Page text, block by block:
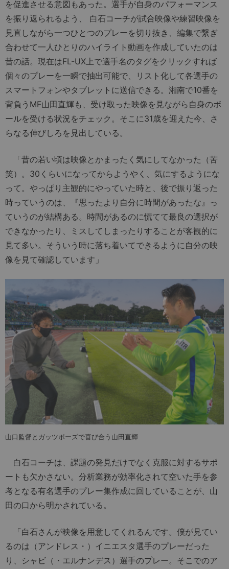
を促進させる意図もあった。選手が自身のパフォーマンス
を振り返られるよう、 白石コーチが試合映像や練習映像を
見直しながら一つひとつのプレーを切り抜き、編集で繋ぎ
合わせて一人ひとりのハイライト動画を作成していたのは
昔の話。現在はFL-UX上で選手名のタグをクリックすれば
個々のプレーを一瞬で抽出可能で、リスト化して各選手の
スマートフォンやタブレットに送信できる。湘南で10番を
背負うMF山田直輝も、受け取った映像を見ながら自身のボ
ールを受ける状況をチェック。そこに31歳を迎えた今、さ
らなる伸びしろを見出している。
「昔の若い頃は映像とかまったく気にしてなかった（苦
笑）。30くらいになってからようやく、気にするようにな
って。やっぱり主観的にやっていた時と、後で振り返った
時っていうのは、『思ったより自分に時間があったな』っ
ていうのが結構ある。時間があるのに慌てて最良の選択が
できなかったり、ミスしてしまったりすることが客観的に
見て多い。そういう時に落ち着いてできるように自分の映
像を見て確認しています」
山口監督とガッツポーズで喜び合う山田直輝
白石コーチは、課題の発見だけでなく克服に対するサポ
ートも欠かさない。分析業務が効率化されて空いた手を参
考となる有名選手のプレー集作成に回していることが、山
田の口から明かされている。
「白石さんが映像を用意してくれるんです。僕が見てい
るのは（アンドレス・）イニエスタ選手のプレーだった
り、シャビ（・エルナンデス）選手のプレー。そこでのア